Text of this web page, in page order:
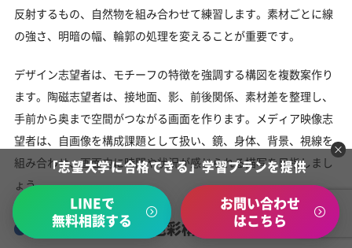
反射するもの、自然物を組み合わせて練習します。素材ごとに線
の強さ、明暗の幅、輪郭の処理を変えることが重要です。
デザイン志望者は、モチーフの特徴を強調する構図を複数案作り
ます。陶磁志望者は、接地面、影、前後関係、素材差を整理し、
手前から奥まで空間がつながる画面を作ります。メディア映像志
望者は、自画像を構成課題として扱い、鏡、身体、背景、視線を
組み合わせ、画面内に時間や状況が感じられる描写を目指しまし
ょう。
【デザイン専攻（色彩構成・立体構成）】
「志望大学に合格できる」学習プランを提供
LINEで
無料相談する
お問い合わせ
はこちら